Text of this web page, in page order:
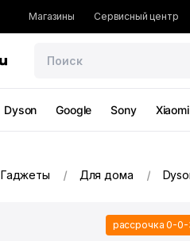
Магазины Сервисный центр
Dyson Google Sony Xiaomi
Гаджеты Для дома
рассрочка 0-0-